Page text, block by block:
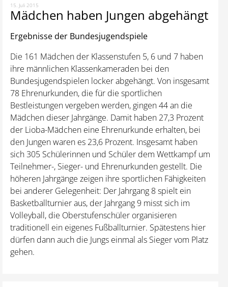
15. Juli 2015
Mädchen haben Jungen abgehängt
Ergebnisse der Bundesjugendspiele
Die 161 Mädchen der Klassenstufen 5, 6 und 7 haben
ihre männlichen Klassenkameraden bei den
Bundesjugendspielen locker abgehängt. Von insgesamt
78 Ehrenurkunden, die für die sportlichen
Bestleistungen vergeben werden, gingen 44 an die
Mädchen dieser Jahrgänge. Damit haben 27,3 Prozent
der Lioba-Mädchen eine Ehrenurkunde erhalten, bei
den Jungen waren es 23,6 Prozent. Insgesamt haben
sich 305 Schülerinnen und Schüler dem Wettkampf um
Teilnehmer-, Sieger- und Ehrenurkunden gestellt. Die
höheren Jahrgänge zeigen ihre sportlichen Fähigkeiten
bei anderer Gelegenheit: Der Jahrgang 8 spielt ein
Basketballturnier aus, der Jahrgang 9 misst sich im
Volleyball, die Oberstufenschüler organisieren
traditionell ein eigenes Fußballturnier. Spätestens hier
dürfen dann auch die Jungs einmal als Sieger vom Platz
gehen.